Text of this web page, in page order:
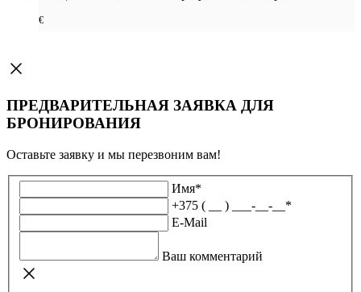
€
ПРЕДВАРИТЕЛЬНАЯ ЗАЯВКА ДЛЯ
БРОНИРОВАНИЯ
Оставьте заявку и мы перезвоним вам!
Имя*
+375 ( __ ) ___-__-__ *
E-Mail
Ваш комментарий